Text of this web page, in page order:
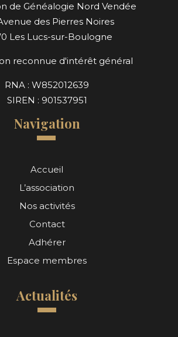
de Généalogie Nord Vendée
des Pierres Noires
Les Lucs-sur-Boulogne
reconnue d'intérêt général
RNA : W852012639
SIREN : 901537951
Navigation
Accueil
L’association
Nos activités
Contact
Adhérer
Espace membres
Actualités